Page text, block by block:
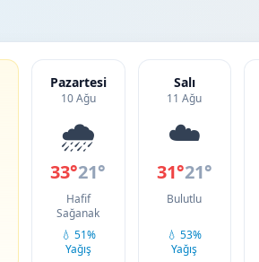
Pazartesi
10 Ağu
🌧️
33°21°
Hafif
Sağanak
💧 51%
Yağış
Salı
11 Ağu
☁️
31°21°
Bulutlu
💧 53%
Yağış